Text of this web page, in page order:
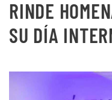
RINDE
SU DÍA